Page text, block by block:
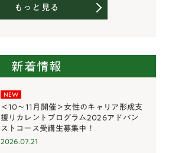
もっと見る
新着情報
NEW
＜10～11月開催＞女性のキャリア形成支
援リカレントプログラム2026アドバン
ストコース受講生募集中！
2026.07.21